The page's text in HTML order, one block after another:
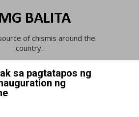
to main content
BALITA
of chismis around the
country.
sa pagtatapos ng
ng